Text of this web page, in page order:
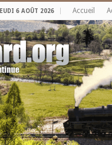
JEUDI 6 AOÛT 2026 Accueil